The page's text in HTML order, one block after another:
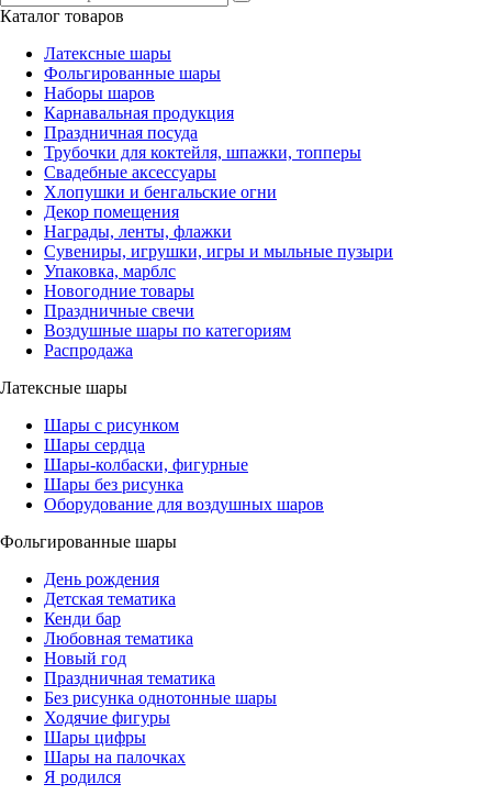
Каталог товаров
Латексные шары
Фольгированные шары
Наборы шаров
Карнавальная продукция
Праздничная посуда
Трубочки для коктейля, шпажки, топперы
Свадебные аксессуары
Хлопушки и бенгальские огни
Декор помещения
Награды, ленты, флажки
Сувениры, игрушки, игры и мыльные пузыри
Упаковка, марблс
Новогодние товары
Праздничные свечи
Воздушные шары по категориям
Распродажа
Латексные шары
Шары с рисунком
Шары сердца
Шары-колбаски, фигурные
Шары без рисунка
Оборудование для воздушных шаров
Фольгированные шары
День рождения
Детская тематика
Кенди бар
Любовная тематика
Новый год
Праздничная тематика
Без рисунка однотонные шары
Ходячие фигуры
Шары цифры
Шары на палочках
Я родился